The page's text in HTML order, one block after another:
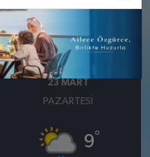
23 MART
PAZARTESI
9°